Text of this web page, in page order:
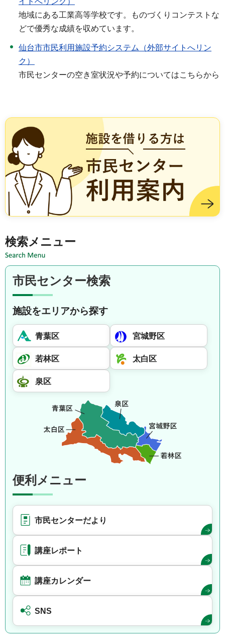
地域にある工業高等学校です。ものづくりコンテストな
どで優秀な成績を収めています。
仙台市市民利用施設予約システム（外部サイトへリン
ク）
市民センターの空き室状況や予約についてはこちらから
検索メニュー
市民センター検索
施設をエリアから探す
青葉区 宮城野区
若林区 太白区
泉区
便利メニュー
市民センターだより
講座レポート
講座カレンダー
SNS